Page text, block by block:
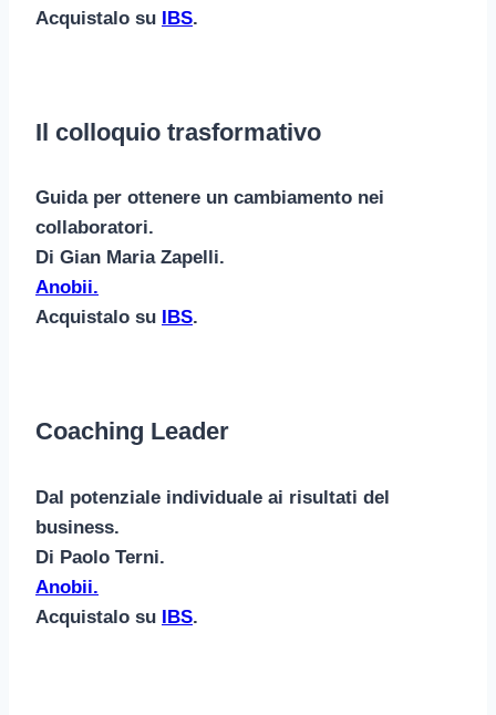
Acquistalo su IBS.
Il colloquio trasformativo
Guida per ottenere un cambiamento nei
collaboratori.
Di Gian Maria Zapelli.
Anobii.
Acquistalo su IBS.
Coaching Leader
Dal potenziale individuale ai risultati del
business.
Di Paolo Terni.
Anobii.
Acquistalo su IBS.